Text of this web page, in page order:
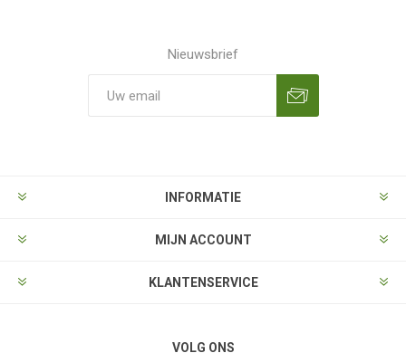
Nieuwsbrief
INFORMATIE
MIJN ACCOUNT
KLANTENSERVICE
VOLG ONS